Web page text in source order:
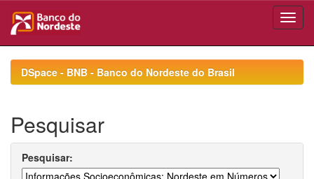
navigationDSpace - BNB - Banco do Nordeste do Brasil
Pesquisar
Pesquisar: